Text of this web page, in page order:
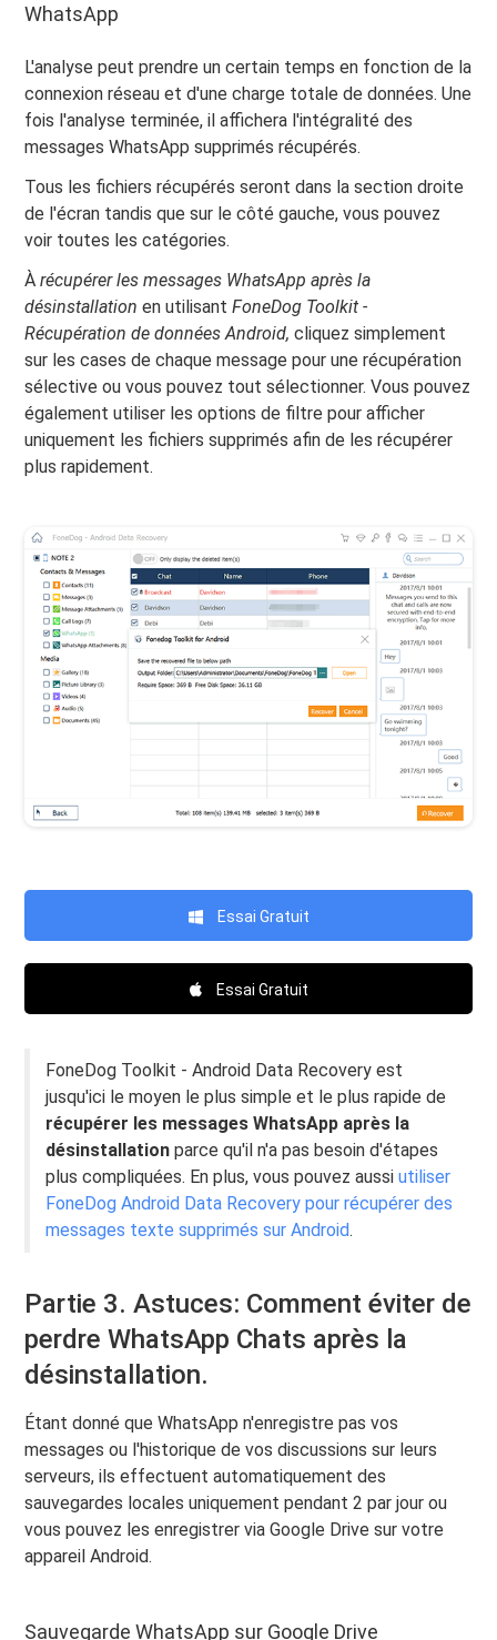
WhatsApp
L'analyse peut prendre un certain temps en fonction de la
connexion réseau et d'une charge totale de données. Une
fois l'analyse terminée, il affichera l'intégralité des
messages WhatsApp supprimés récupérés.
Tous les fichiers récupérés seront dans la section droite
de l'écran tandis que sur le côté gauche, vous pouvez
voir toutes les catégories.
Àrécupérer les messages WhatsApp après la
désinstallation en utilisantFoneDog Toolkit -
Récupération de données Android, cliquez simplement
sur les cases de chaque message pour une récupération
sélective ou vous pouvez tout sélectionner. Vous pouvez
également utiliser les options de filtre pour afficher
uniquement les fichiers supprimés afin de les récupérer
plus rapidement.
Essai Gratuit
Essai Gratuit
FoneDog Toolkit - Android Data Recovery est
jusqu'ici le moyen le plus simple et le plus rapide de
récupérer les messages WhatsApp après la
désinstallation parce qu'il n'a pas besoin d'étapes
plus compliquées. En plus, vous pouvez aussiutiliser
FoneDog Android Data Recovery pour récupérer des
messages texte supprimés sur Android.
Partie 3. Astuces: Comment éviter de
perdre WhatsApp Chats après la
désinstallation.
Étant donné que WhatsApp n'enregistre pas vos
messages ou l'historique de vos discussions sur leurs
serveurs, ils effectuent automatiquement des
sauvegardes locales uniquement pendant 2 par jour ou
vous pouvez les enregistrer via Google Drive sur votre
appareil Android.
Sauvegarde WhatsApp sur Google Drive